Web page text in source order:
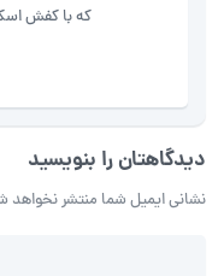
که با کفش
دیدگاهتان را بنویسید
نشانی ایمیل شما منتشر نخواهد